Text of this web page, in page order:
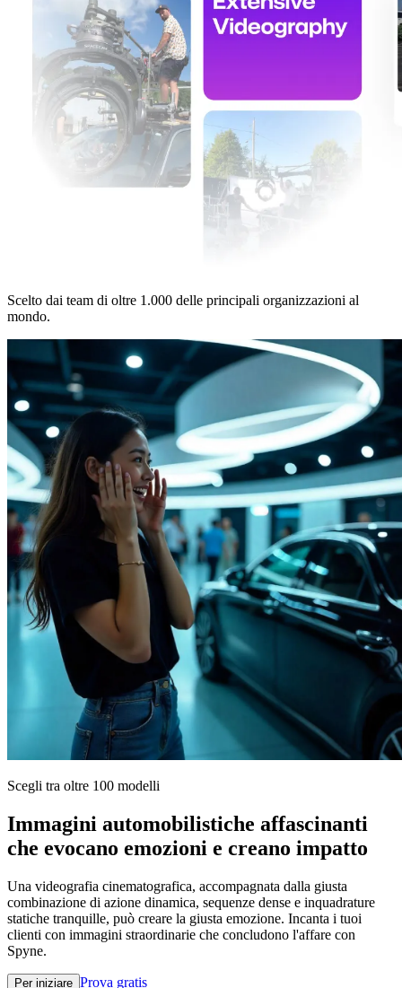
Scelto dai team di oltre 1.000 delle principali organizzazioni al
mondo.
Scegli tra oltre 100 modelli
Immagini automobilistiche affascinanti
che evocano emozioni e creano impatto
Una videografia cinematografica, accompagnata dalla giusta
combinazione di azione dinamica, sequenze dense e inquadrature
statiche tranquille, può creare la giusta emozione. Incanta i tuoi
clienti con immagini straordinarie che concludono l'affare con
Spyne.
Per iniziare Prova gratis